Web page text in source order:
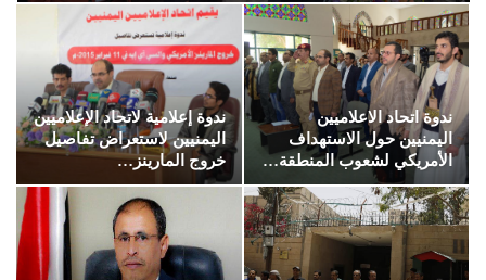
ندوة اتحاد الاعلاميين
اليمنيين حول الاستهداف
الأمريكي لشعوب المنطقة…
ندوة إعلامية لاتحاد الإعلاميين
اليمنيين لاستعراض تفاصيل
خروج المارينز…